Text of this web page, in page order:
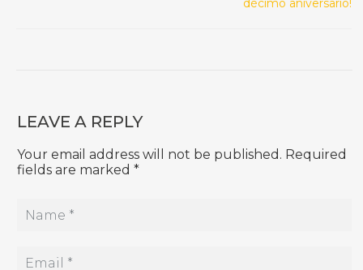
décimo aniversario!
LEAVE A REPLY
Your email address will not be published. Required
fields are marked *